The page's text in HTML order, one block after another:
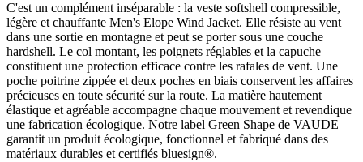
C'est un complément inséparable : la veste softshell compressible,
légère et chauffante Men's Elope Wind Jacket. Elle résiste au vent
dans une sortie en montagne et peut se porter sous une couche
hardshell. Le col montant, les poignets réglables et la capuche
constituent une protection efficace contre les rafales de vent. Une
poche poitrine zippée et deux poches en biais conservent les affaires
précieuses en toute sécurité sur la route. La matière hautement
élastique et agréable accompagne chaque mouvement et revendique
une fabrication écologique. Notre label Green Shape de VAUDE
garantit un produit écologique, fonctionnel et fabriqué dans des
matériaux durables et certifiés bluesign®.